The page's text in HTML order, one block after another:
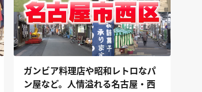
ガンビア料理店や昭和レトロなパ
ン屋など。人情溢れる名古屋・西